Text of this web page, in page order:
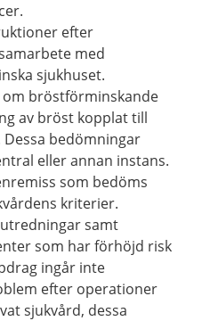
efter
med
sjukhuset.
bröstförminskande
av bröst kopplat till
bedömningar
eller annan instans.
som bedöms
kriterier.
samt
som har förhöjd risk
ingår inte
efter operationer
sjukvård, dessa